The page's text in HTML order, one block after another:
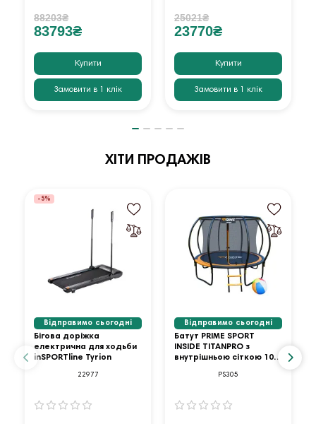
88203₴
83793₴
Купити
Замовити в 1 клік
25021₴
23770₴
Купити
Замовити в 1 клік
ХІТИ ПРОДАЖІВ
-5%
Відправимо сьогодні
Бігова доріжка
електрична для ходьби
inSPORTline Tyrion
22977
Відправимо сьогодні
Батут PRIME SPORT
INSIDE TITANPRO з
внутрішньою сіткою 10
PS305